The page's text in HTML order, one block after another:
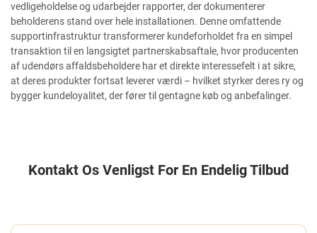
vedligeholdelse og udarbejder rapporter, der dokumenterer
beholderens stand over hele installationen. Denne omfattende
supportinfrastruktur transformerer kundeforholdet fra en simpel
transaktion til en langsigtet partnerskabsaftale, hvor producenten
af udendørs affaldsbeholdere har et direkte interessefelt i at sikre,
at deres produkter fortsat leverer værdi – hvilket styrker deres ry og
bygger kundeloyalitet, der fører til gentagne køb og anbefalinger.
Kontakt Os Venligst For En Endelig Tilbud